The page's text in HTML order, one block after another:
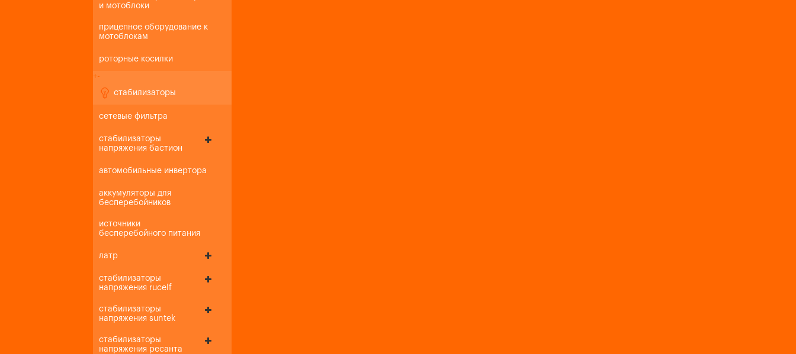
и мотоблоки
прицепное оборудование к
мотоблокам
роторные косилки
+-
стабилизаторы
сетевые фильтра
стабилизаторы
напряжения бастион
автомобильные инвертора
аккумуляторы для
бесперебойников
источники
бесперебойного питания
латр
стабилизаторы
напряжения rucelf
стабилизаторы
напряжения suntek
стабилизаторы
напряжения ресанта